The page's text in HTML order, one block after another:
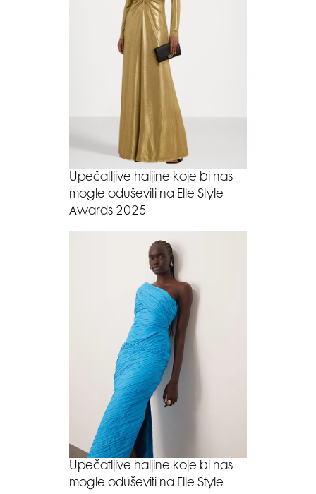
Upečatljive haljine koje bi nas
mogle oduševiti na Elle Style
Awards 2025
Upečatljive haljine koje bi nas
mogle oduševiti na Elle Style